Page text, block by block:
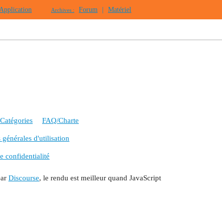
Archives : Forum Matériel
Catégories FAQ/Charte
d'utilisation
confidentialité
Discourse, le rendu est meilleur quand JavaScript